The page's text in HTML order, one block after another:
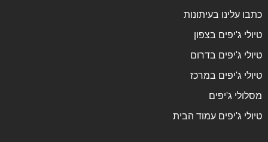
כתבו עלינו בעיתונות
טיולי ג'יפים בצפון
טיולי ג'יפים בדרום
טיולי ג'יפים במרכז
מסלולי ג'יפים
טיולי ג'יפים עמוד הבית